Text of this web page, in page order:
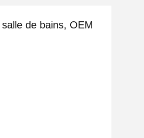
de bains, OEM